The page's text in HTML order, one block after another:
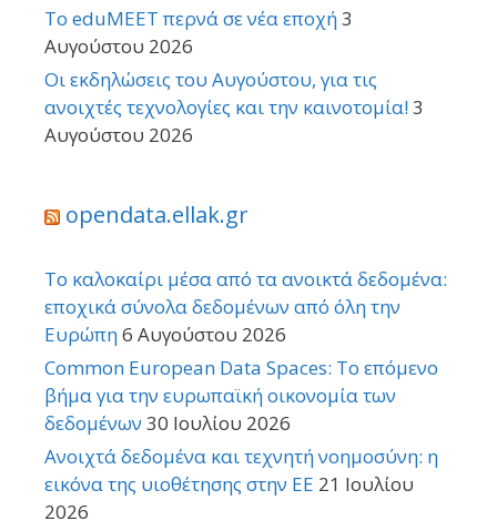
Το eduMEET περνά σε νέα εποχή3
Αυγούστου 2026
Οι εκδηλώσεις του Αυγούστου, για τις
ανοιχτές τεχνολογίες και την καινοτομία!3
Αυγούστου 2026
opendata.ellak.gr
Το καλοκαίρι μέσα από τα ανοικτά δεδομένα:
εποχικά σύνολα δεδομένων από όλη την
Ευρώπη6 Αυγούστου 2026
Common European Data Spaces: Το επόμενο
βήμα για την ευρωπαϊκή οικονομία των
δεδομένων 30 Ιουλίου 2026
Ανοιχτά δεδομένα και τεχνητή νοημοσύνη: η
εικόνα της υιοθέτησης στην ΕΕ 21 Ιουλίου
2026